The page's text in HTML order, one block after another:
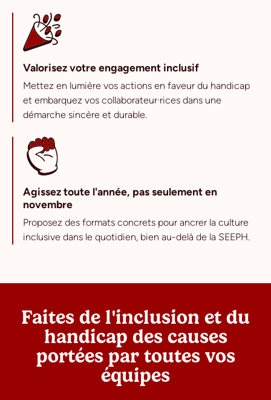
Valorisez votre engagement inclusif
Mettez en lumière vos actions en faveur du handicap
et embarquez vos collaborateur·rices dans une
démarche sincère et durable.
Agissez toute l'année, pas seulement en
novembre
Proposez des formats concrets pour ancrer la culture
inclusive dans le quotidien, bien au-delà de la SEEPH.
Faites de l'inclusion et du
handicap des causes
portées par toutes vos
équipes